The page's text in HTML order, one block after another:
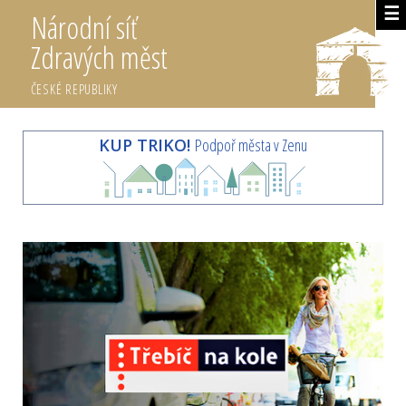
☰
Národní síť
Zdravých měst
ČESKÉ REPUBLIKY
KUP TRIKO! Podpoř města v Zenu